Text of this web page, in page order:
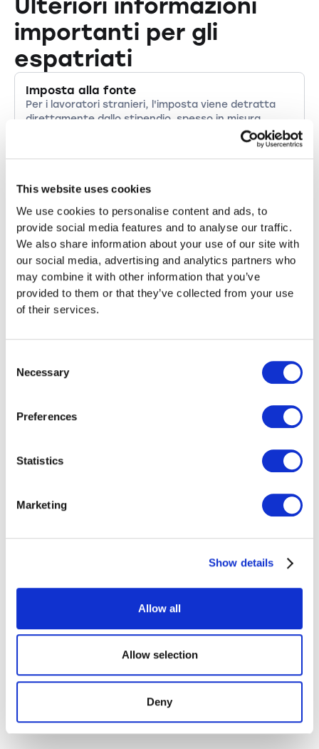
This website uses cookies
We use cookies to personalise content and ads, to
provide social media features and to analyse our traffic.
We also share information about your use of our site with
our social media, advertising and analytics partners who
may combine it with other information that you’ve
provided to them or that they’ve collected from your use
of their services.
Selection
Necessary
Preferences
Statistics
Marketing
Show details
Allow all
Allow selection
Deny
Ulteriori informazioni
importanti per gli
espatriati
Imposta alla fonte
Per i lavoratori stranieri, l'imposta viene detratta
direttamente dallo stipendio, spesso in misura
eccessiva. È possibile richiedere un rimborso.
Nonostante la ritenuta alla fonte, può essere
d'imposta volontaria, ad esempio per ottenere
ulteriori detrazioni e ottimizzazioni.
Reddito internazionale
I redditi esteri devono essere dichiarati in Svizzera:
fornendo informazioni corrette si evitano problemi
con l'ufficio delle imposte.
Grazie agli accordi internazionali, gli espatriati
evitano conflitti fiscali.
Detrazioni fiscali
Dalle spese professionali al pilastro 3a: conoscere le
risparmiare diverse centinaia di franchi all'anno.
Anche i patrimoni o i conti bancari esteri devono
alcun rischio.
Coniuge all'estero
influisce sul vostro obbligo fiscale e sull'aliquota
fiscale applicabile.